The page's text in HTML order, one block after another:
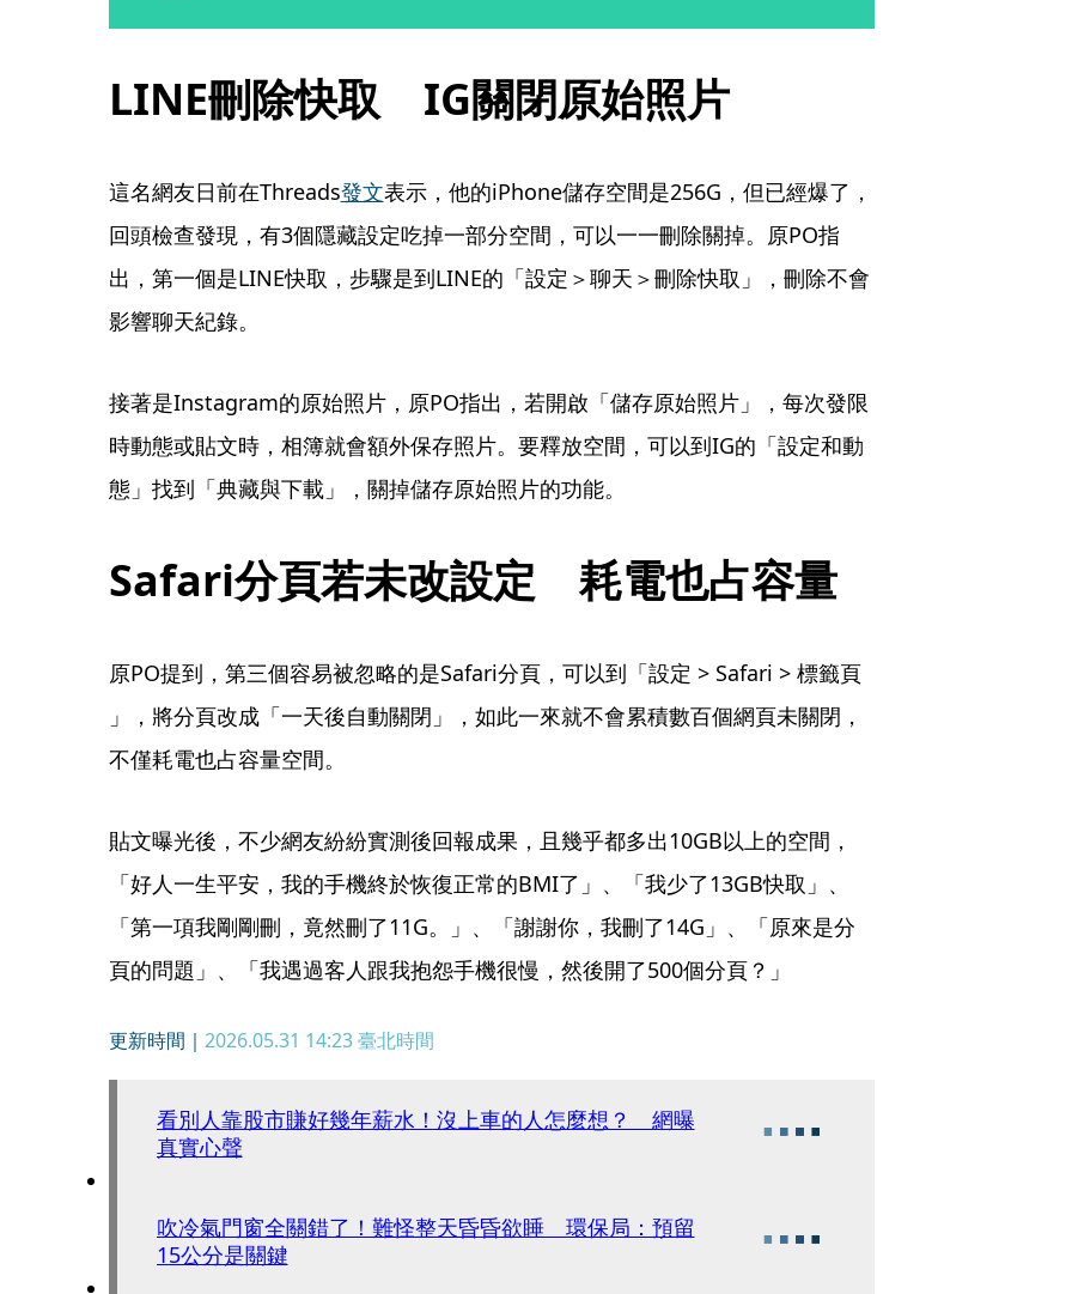
LINE刪除快取　IG關閉原始照片
這名網友日前在Threads發文表示，他的iPhone儲存空間是256G，但已經爆了，
回頭檢查發現，有3個隱藏設定吃掉一部分空間，可以一一刪除關掉。原PO指
出，第一個是LINE快取，步驟是到LINE的「設定＞聊天＞刪除快取」，刪除不會
影響聊天紀錄。
接著是Instagram的原始照片，原PO指出，若開啟「儲存原始照片」，每次發限
時動態或貼文時，相簿就會額外保存照片。要釋放空間，可以到IG的「設定和動
態」找到「典藏與下載」，關掉儲存原始照片的功能。
Safari分頁若未改設定　耗電也占容量
原PO提到，第三個容易被忽略的是Safari分頁，可以到「設定 > Safari > 標籤頁
」，將分頁改成「一天後自動關閉」，如此一來就不會累積數百個網頁未關閉，
不僅耗電也占容量空間。
貼文曝光後，不少網友紛紛實測後回報成果，且幾乎都多出10GB以上的空間，
「好人一生平安，我的手機終於恢復正常的BMI了」、「我少了13GB快取」、
「第一項我剛剛刪，竟然刪了11G。」、「謝謝你，我刪了14G」、「原來是分
頁的問題」、「我遇過客人跟我抱怨手機很慢，然後開了500個分頁？」
更新時間｜ 2026.05.31 14:23臺北時間
看別人靠股市賺好幾年薪水！沒上車的人怎麼想？ 網曝
真實心聲
吹冷氣門窗全關錯了！難怪整天昏昏欲睡 環保局：預留
15公分是關鍵